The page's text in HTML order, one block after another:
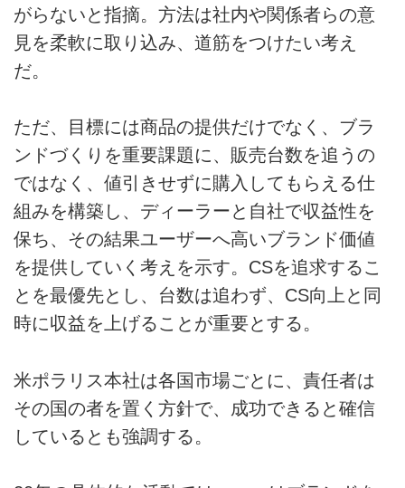
がらないと指摘。方法は社内や関係者らの意
見を柔軟に取り込み、道筋をつけたい考え
だ。
ただ、目標には商品の提供だけでなく、ブラ
ンドづくりを重要課題に、販売台数を追うの
ではなく、値引きせずに購入してもらえる仕
組みを構築し、ディーラーと自社で収益性を
保ち、その結果ユーザーへ高いブランド価値
を提供していく考えを示す。CSを追求するこ
とを最優先とし、台数は追わず、CS向上と同
時に収益を上げることが重要とする。
米ポラリス本社は各国市場ごとに、責任者は
その国の者を置く方針で、成功できると確信
しているとも強調する。